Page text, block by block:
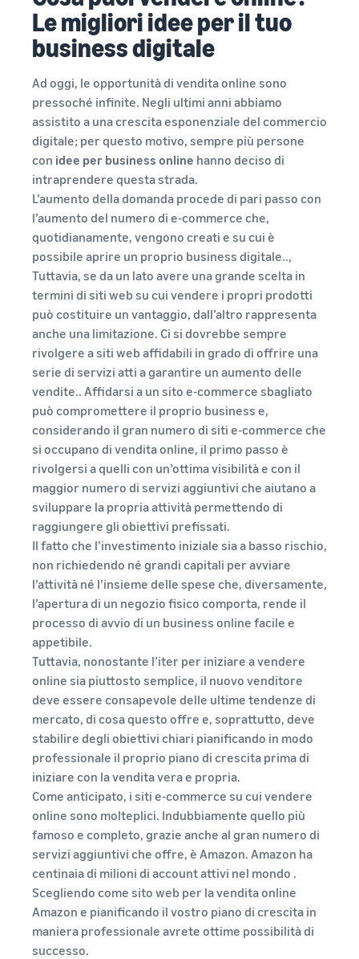
Guida per principianti
Aspetti principali da
iniziare a vendere
Guida per Nuovi
Venditori
Sblocca azioni consigliate
che possono aiutarti a
vendere 9 volte di più nel
primo anno
Logistica di Amazon
Esternalizza spedizioni, resi
e servizio clienti
Registro del marchio
Lancia il tuo marchio con
Amazon
Storia di
successo
di un
venditore
portata e gli
strumenti di
Amazon,
Skipper’s ha
trasformato
l’idea locale di
un alimento
premium per
base di pesce
in un’attività
fiorente.
Storia vera,
crescita
reale. Sarai tu
il prossimo?
Espandi
attività
Espandi in Europa
Risparmia il 53% sulle tariffe
di gestione logistica ed
espandi la tua attività
nell'Unione Europea
Gestione multicanale
Utilizza l'inventario di
Logistica di Amazon per le
vendite su altri canali
Prodotti a basso costo
Vendi prodotti a basso
costo e raggiungi milioni di
clienti in tutto il mondo
Vendi oltre i confini del
Regno Unito e dell'UE
Accedi facilmente a nuovi
marketplace
Costi di
gestione
ridotti
per i
tuoi
prodotti
a basso
prezzo
Esplora le
Logistica di
Amazon a
basso
prezzo per i
prodotti
idonei con
un prezzo
inferiore a
€20.
altri
strumenti
programmi
Vendi prodotti
artigianali
Vendi i tuoi prodotti
artigianali in tutto il mondo
Amazon Renewed
Vendi prodotti
ricondizionati e usati a
milioni di clienti Amazon in
tutto il mondo
Partner di vendita
dell'App Store
Scopri i partner software
approvati da Amazon per
automatizzare e gestire le
tue operazioni
Esplora i programmi di
vendita
Crea la tua strategia di
vendita con una varietà di
programmi
Registro
marche
di
Amazon
Registra il
tuo marchio
con Amazon
per
accedere a
una suite di
strumenti
del marchio
e vantaggi di
protezione
ordini
Ottieni una ripartizione dei
costi per questo popolare
programma
Stima
delle
tariffe
e dei
costi
Calcolatore delle
entrate
Stima le tue vendite su
Amazon
Stima delle spese di
evasione degli ordini
Confronta i preventivi in
base al metodo di evasione
Calcolatore
delle
entrate
Calcolare le
tariffe e i costi di
un prodotto,
confrontando i
metodi di
evasione degli
ordini
Storie di successo dei
venditori
Sei pronto a iniziare la tua
Centro di conoscenza
IVA
Tutto quello che devi sapere
sull'IVA in un unico posto
Guide
Cos'è il dropshipping?
Esternalizza l'intero
processo di consegna del
prodotto — dal produttore
al cliente
Crea il tuo negozio
online
Entra nel mondo dell'e-
commerce in modo
semplice ed efficace
Elaborazione degli
ordini nell'E-commerce
Come gestire l'evasione
degli ordini in un'attività di
E-commerce
Prodotti
richiesti
per
iniziare
vendere
Trova la sua categoria
di prodotto
Scopra cosa sta vendendo
Come vendere cibo per
animali online
Fai crescere la tua attività di
cibo per animali
Come vendere
integratori alimentari
online
Espandi le tue vendite di
Log
in
Registrati
Le migliori idee per il tuo
business digitale
Ad oggi, le opportunità di vendita online sono
pressoché infinite. Negli ultimi anni abbiamo
assistito a una crescita esponenziale del commercio
digitale; per questo motivo, sempre più persone
con idee per business online hanno deciso di
intraprendere questa strada.
L’aumento della domanda procede di pari passo con
l’aumento del numero di e-commerce che,
quotidianamente, vengono creati e su cui è
possibile aprire un proprio business digitale..,
Tuttavia, se da un lato avere una grande scelta in
termini di siti web su cui vendere i propri prodotti
può costituire un vantaggio, dall’altro rappresenta
anche una limitazione. Ci si dovrebbe sempre
rivolgere a siti web affidabili in grado di offrire una
serie di servizi atti a garantire un aumento delle
vendite.. Affidarsi a un sito e-commerce sbagliato
può compromettere il proprio business e,
considerando il gran numero di siti e-commerce che
si occupano di vendita online, il primo passo è
rivolgersi a quelli con un’ottima visibilità e con il
maggior numero di servizi aggiuntivi che aiutano a
sviluppare la propria attività permettendo di
raggiungere gli obiettivi prefissati.
Il fatto che l’investimento iniziale sia a basso rischio,
non richiedendo né grandi capitali per avviare
l’attività né l’insieme delle spese che, diversamente,
l’apertura di un negozio fisico comporta, rende il
processo di avvio di un business online facile e
appetibile.
Tuttavia, nonostante l’iter per iniziare a vendere
online sia piuttosto semplice, il nuovo venditore
deve essere consapevole delle ultime tendenze di
mercato, di cosa questo offre e, soprattutto, deve
stabilire degli obiettivi chiari pianificando in modo
professionale il proprio piano di crescita prima di
iniziare con la vendita vera e propria.
Come anticipato, i siti e-commerce su cui vendere
online sono molteplici. Indubbiamente quello più
famoso e completo, grazie anche al gran numero di
servizi aggiuntivi che offre, è Amazon. Amazon ha
centinaia di milioni di account attivi nel mondo .
Scegliendo come sito web per la vendita online
Amazon e pianificando il vostro piano di crescita in
maniera professionale avrete ottime possibilità di
successo.